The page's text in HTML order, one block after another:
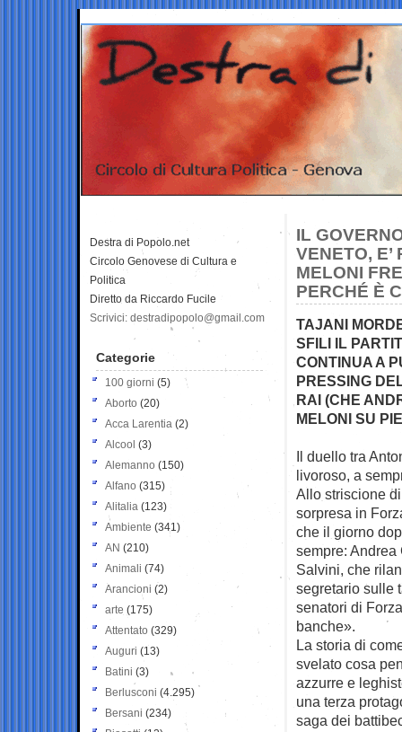
IL
VENETO,
MELONI
PERCHÉ È
TAJANI
SFILI IL
CONTINUA A
PRESSING
RAI (CHE
MELONI SU
Il duello tra
livoroso, a
Allo striscione
sorpresa in
che il giorno
sempre: Andrea
Salvini, che
segretario sulle
senatori di
banche».
La storia di
svelato cosa
azzurre e
una terza
saga dei
Destra di Popolo.net
Circolo Genovese di Cultura e
Politica
Diretto da Riccardo Fucile
Scrivici: destradipopolo@gmail.com
Categorie
100 giorni (5)
Aborto (20)
Acca Larentia (2)
Alcool (3)
Alemanno (150)
Alfano (315)
Alitalia (123)
Ambiente (341)
AN (210)
Animali (74)
Arancioni (2)
arte (175)
Attentato (329)
Auguri (13)
Batini (3)
Berlusconi (4.295)
Bersani (234)